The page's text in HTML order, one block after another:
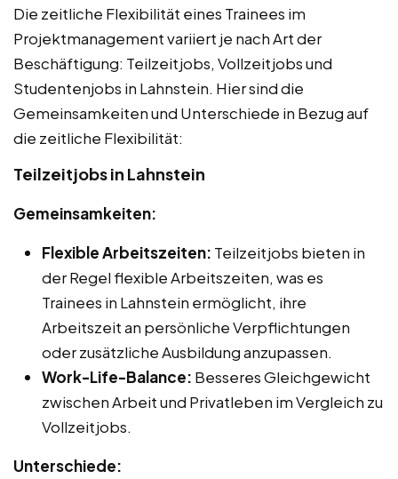
Die zeitliche Flexibilität eines Trainees im
Projektmanagement variiert je nach Art der
Beschäftigung: Teilzeitjobs, Vollzeitjobs und
Studentenjobs in Lahnstein. Hier sind die
Gemeinsamkeiten und Unterschiede in Bezug auf
die zeitliche Flexibilität:
Teilzeitjobs in Lahnstein
Gemeinsamkeiten:
Flexible Arbeitszeiten: Teilzeitjobs bieten in
der Regel flexible Arbeitszeiten, was es
Trainees in Lahnstein ermöglicht, ihre
Arbeitszeit an persönliche Verpflichtungen
oder zusätzliche Ausbildung anzupassen.
Work-Life-Balance: Besseres Gleichgewicht
zwischen Arbeit und Privatleben im Vergleich zu
Vollzeitjobs.
Unterschiede: